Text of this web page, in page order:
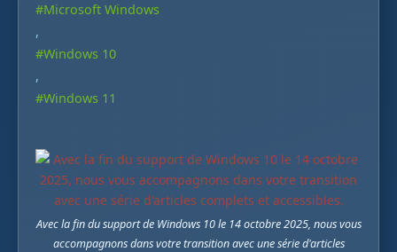
#Microsoft Windows
,
#Windows 10
,
#Windows 11
Avec la fin du support de Windows 10 le 14 octobre 2025, nous vous
accompagnons dans votre transition avec une série d'articles